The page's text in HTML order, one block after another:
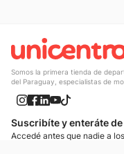
Somos la primera tienda de
del Paraguay, especialistas de
Suscribíte y enteráte
Accedé antes que nadie a